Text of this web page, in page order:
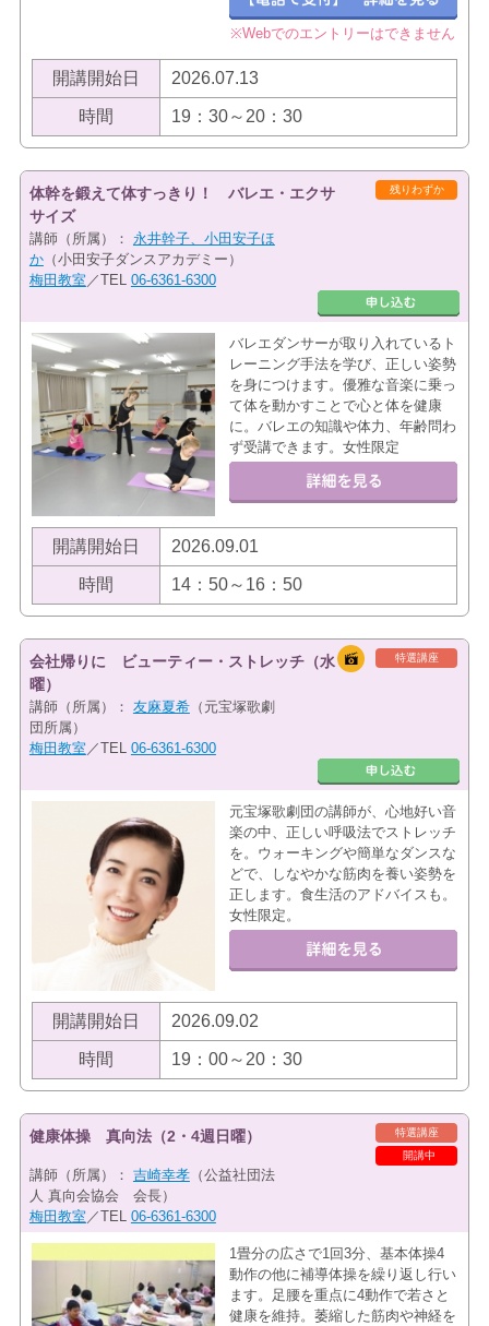
※Webでのエントリーはできません
開講開始日 2026.07.13
時間 19：30～20：30
残りわずか
体幹を鍛えて体すっきり！ バレエ・エクサ
サイズ
講師（所属）： 永井幹子、小田安子ほ
か（小田安子ダンスアカデミー）
梅田教室 ／TEL 06-6361-6300
バレエダンサーが取り入れているト
レーニング手法を学び、正しい姿勢
を身につけます。優雅な音楽に乗っ
て体を動かすことで心と体を健康
に。バレエの知識や体力、年齢問わ
ず受講できます。女性限定
開講開始日 2026.09.01
時間 14：50～16：50
特選講座
会社帰りに ビューティー・ストレッチ（水
曜）
講師（所属）： 友麻夏希（元宝塚歌劇
団所属）
梅田教室 ／TEL 06-6361-6300
元宝塚歌劇団の講師が、心地好い音
楽の中、正しい呼吸法でストレッチ
を。ウォーキングや簡単なダンスな
どで、しなやかな筋肉を養い姿勢を
正します。食生活のアドバイスも。
女性限定。
開講開始日 2026.09.02
時間 19：00～20：30
特選講座
開講中
健康体操 真向法（2・4週日曜）
講師（所属）： 吉崎幸孝（公益社団法
人 真向会協会 会長）
梅田教室 ／TEL 06-6361-6300
1畳分の広さで1回3分、基本体操4
動作の他に補導体操を繰り返し行い
ます。足腰を重点に4動作で若さと
健康を維持。萎縮した筋肉や神経を